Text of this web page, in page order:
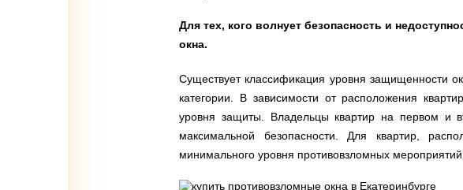
Для тех, кого волнует безопасность и
окна.
Существует классификация уровня защищенности
категории. В зависимости от расположения
уровня защиты. Владельцы квартир на первом и
максимальной безопасности. Для квартир,
минимального уровня противовзломных мероприятий.